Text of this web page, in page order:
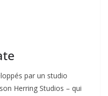
par un studio
Herring Studios – qui